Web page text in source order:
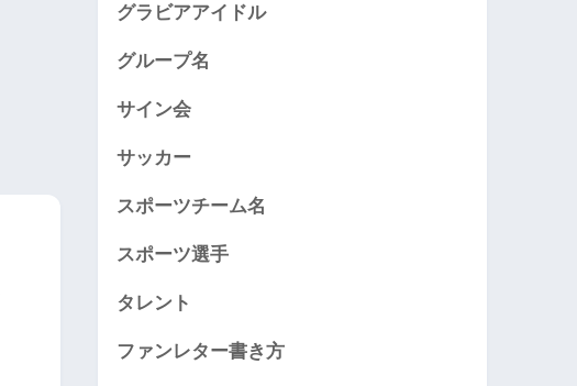
グラビアアイドル
グループ名
サイン会
サッカー
スポーツチーム名
スポーツ選手
タレント
ファンレター書き方